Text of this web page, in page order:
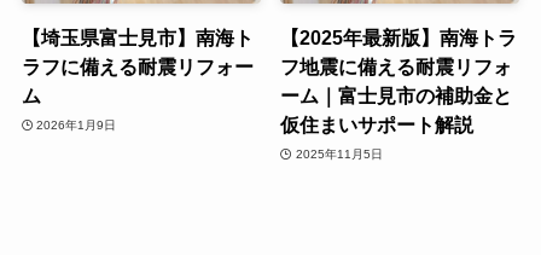
【埼玉県富士見市】南海ト
ラフに備える耐震リフォー
ム
2026年1月9日
【2025年最新版】南海トラ
フ地震に備える耐震リフォ
ーム｜富士見市の補助金と
仮住まいサポート解説
2025年11月5日